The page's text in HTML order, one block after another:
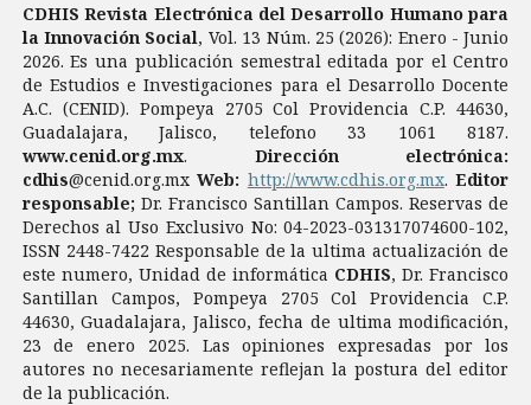
CDHIS Revista Electrónica del Desarrollo Humano para
la Innovación Social, Vol. 13 Núm. 25 (2026): Enero - Junio
2026. Es una publicación semestral editada por el Centro
de Estudios e Investigaciones para el Desarrollo Docente
A.C. (CENID). Pompeya 2705 Col Providencia C.P. 44630,
Guadalajara, Jalisco, telefono 33 1061 8187.
www.cenid.org.mx. Dirección electrónica:
cdhis@cenid.org.mxWeb: http://www.cdhis.org.mx. Editor
responsable; Dr. Francisco Santillan Campos. Reservas de
Derechos al Uso Exclusivo No: 04-2023-031317074600-102,
ISSN 2448-7422 Responsable de la ultima actualización de
este numero, Unidad de informática CDHIS, Dr. Francisco
Santillan Campos, Pompeya 2705 Col Providencia C.P.
44630, Guadalajara, Jalisco, fecha de ultima modificación,
23 de enero 2025. Las opiniones expresadas por los
autores no necesariamente reflejan la postura del editor
de la publicación.